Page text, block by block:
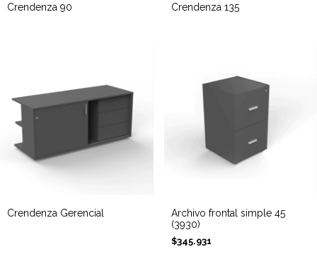
Crendenza 90 Crendenza 135
Crendenza Gerencial
Archivo frontal simple 45
(3930)
$345.931